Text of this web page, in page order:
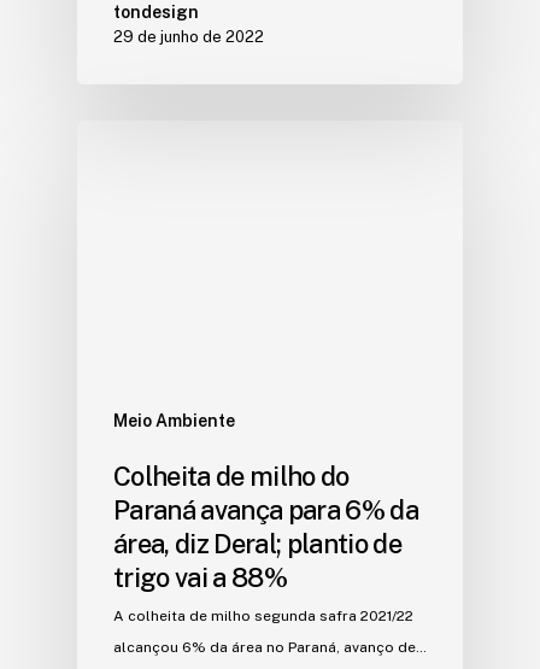
tondesign
29 de junho de 2022
Meio Ambiente
Colheita de milho do
Paraná avança para 6% da
área, diz Deral; plantio de
trigo vai a 88%
A colheita de milho segunda safra 2021/22
alcançou 6% da área no Paraná, avanço de…